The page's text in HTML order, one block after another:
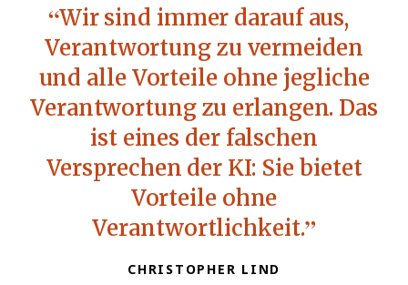
Wir sind immer darauf aus,
Verantwortung zu vermeiden
und alle Vorteile ohne jegliche
Verantwortung zu erlangen. Das
ist eines der falschen
Versprechen der KI: Sie bietet
Vorteile ohne
Verantwortlichkeit.
CHRISTOPHER LIND